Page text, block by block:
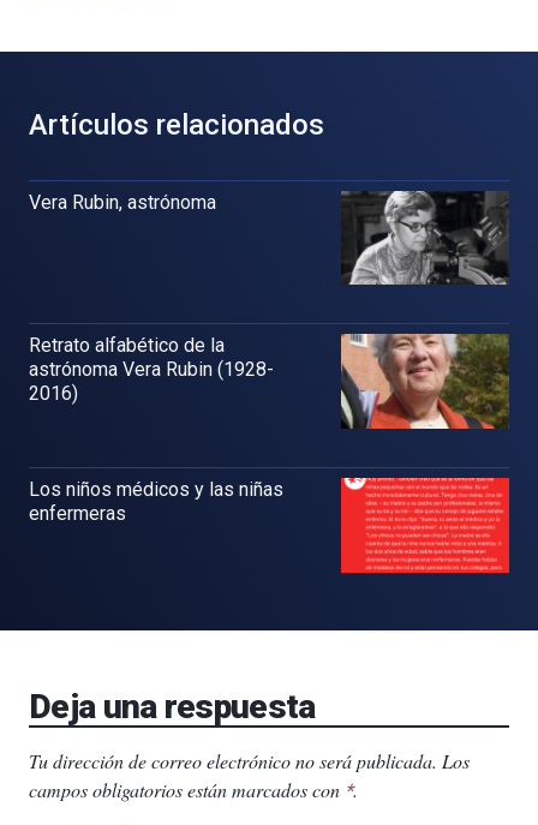
Artículos relacionados
Vera Rubin, astrónoma
Retrato alfabético de la
astrónoma Vera Rubin (1928-
2016)
Los niños médicos y las niñas
enfermeras
Deja una respuesta
Tu dirección de correo electrónico no será publicada. Los
campos obligatorios están marcados con *.